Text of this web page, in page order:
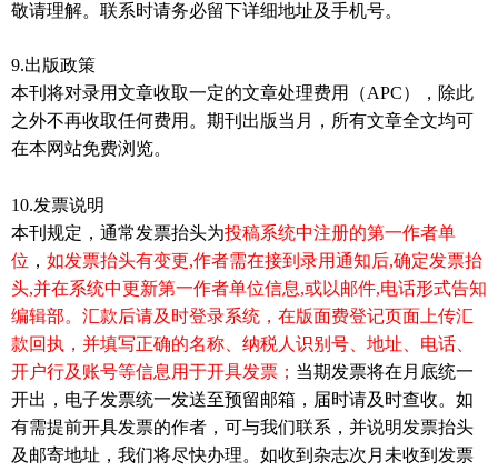
敬请理解。联系时请务必留下详细地址及手机号。
9.出版政策
本刊将对录用文章收取一定的文章处理费用（APC），除此
之外不再收取任何费用。期刊出版当月，所有文章全文均可
在本网站免费浏览。
10.发票说明
本刊规定，通常发票抬头为投稿系统中注册的第一作者单
位 ， 如发票抬头有变更,作者需在接到录用通知后,确定发票抬
头,并在系统中更新第一作者单位信息,或以邮件,电话形式告知
编辑部。汇款后请及时登录系统，在版面费登记页面上传汇
款回执，并填写正确的名称、纳税人识别号、地址、电话、
开户行及账号等信息用于开具发票； 当期发票将在月底统一
开出，电子发票统一发送至预留邮箱，届时请及时查收。如
有需提前开具发票的作者，可与我们联系，并说明发票抬头
及邮寄地址，我们将尽快办理。如收到杂志次月未收到发票